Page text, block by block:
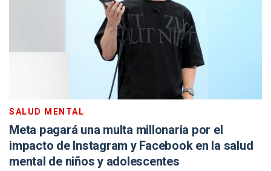
SALUD MENTAL
Meta pagará una multa millonaria por el
impacto de Instagram y Facebook en la salud
mental de niños y adolescentes